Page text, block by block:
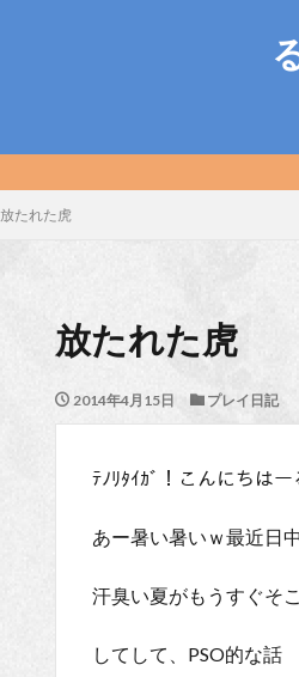
放たれた虎
放たれた虎
2014年4月15日 プレイ日記
ﾃﾉﾘﾀｲｶﾞ！こんにちは
あー暑い暑いｗ最近日
汗臭い夏がもうすぐそ
してして、PSO的な話